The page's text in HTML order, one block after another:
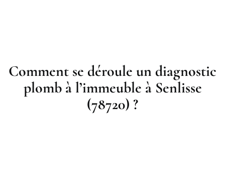
Comment se déroule un diagnostic
plomb à l’immeuble à Senlisse
(78720) ?